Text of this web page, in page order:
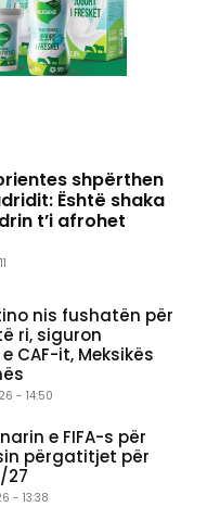
shpërthen
Është shaka
t’i afrohet
nis fushatën për
ri, siguron
CAF-it, Meksikës
- 14:50
e FIFA-s për
përgatitjet për
27
- 13:38